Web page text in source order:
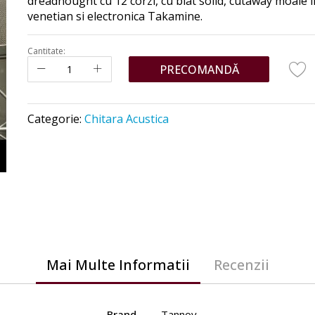
venetian si electronica Takamine.
Cantitate:
PRECOMANDĂ
Categorie: Chitara Acustica
Mai Multe Informatii Recenzii